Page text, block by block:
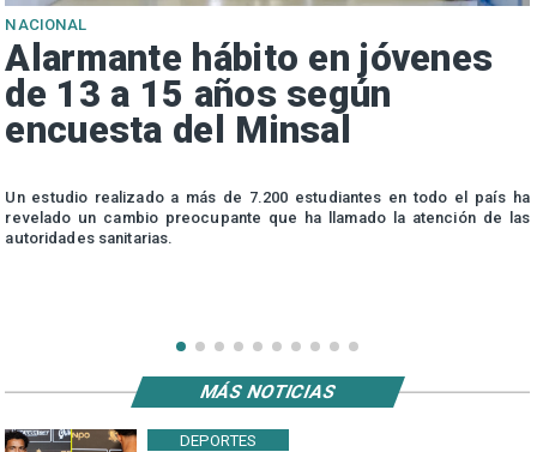
NACIONAL
Alarmante hábito en jóvenes
de 13 a 15 años según
encuesta del Minsal
Un estudio realizado a más de 7.200 estudiantes en todo el país ha
revelado un cambio preocupante que ha llamado la atención de las
autoridades sanitarias.
DEPORTES
MÁS NOTICIAS